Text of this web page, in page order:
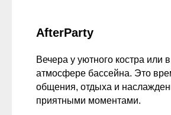
AfterParty
Вечера у уютного костра или
атмосфере бассейна. Это
общения, отдыха и
приятными моментами.